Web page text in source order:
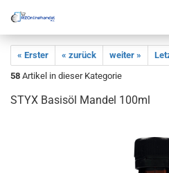
« Erster « zurück weiter »
58 Artikel in dieser Kategorie
STYX Basisöl Mandel 100ml